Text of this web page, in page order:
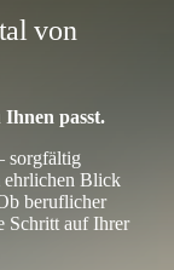
von
passt.
sorgfältig
ehrlichen Blick
beruflicher
Schritt auf Ihrer